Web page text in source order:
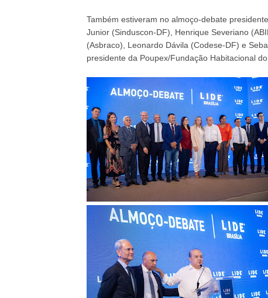
Também estiveram no almoço-debate
Junior (Sinduscon-DF), Henrique Severiano
(Asbraco), Leonardo Dávila (Codese-DF) e
presidente da Poupex/Fundação Habitacional